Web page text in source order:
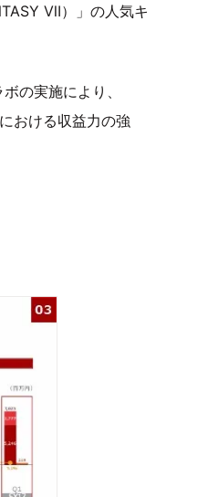
Ⅶ）」の人気キ
の実施により、
おける収益力の強